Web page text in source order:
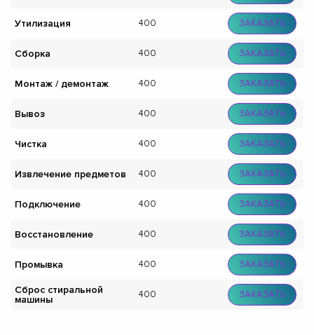
Утилизация 400 ЗАКАЗАТЬ
Сборка 400 ЗАКАЗАТЬ
Монтаж / демонтаж 400 ЗАКАЗАТЬ
Вывоз 400 ЗАКАЗАТЬ
Чистка 400 ЗАКАЗАТЬ
Извлечение предметов 400 ЗАКАЗАТЬ
Подключение 400 ЗАКАЗАТЬ
Восстановление 400 ЗАКАЗАТЬ
Промывка 400 ЗАКАЗАТЬ
Сброс стиральной
машины
400 ЗАКАЗАТЬ